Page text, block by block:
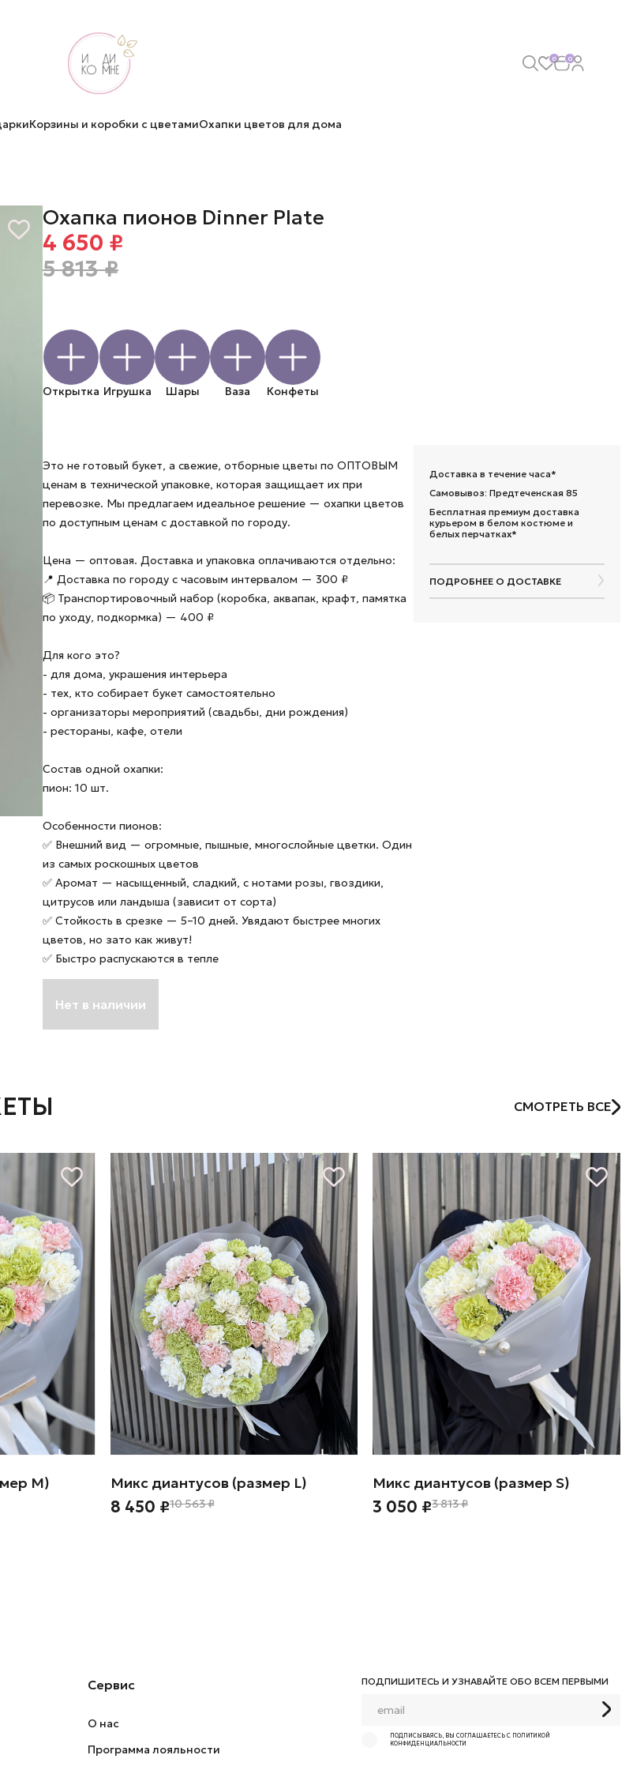
0 0
Корзины и коробки с цветамиОхапки цветов для дома
Охапка пионов Dinner Plate
4 650 ₽
5 813 ₽
Открытка Игрушка Шары Ваза Конфеты
Это не готовый букет, а свежие, отборные цветы по ОПТОВЫМ
ценам в технической упаковке, которая защищает их при
перевозке. Мы предлагаем идеальное решение — охапки цветов
по доступным ценам с доставкой по городу.
Цена — оптовая. Доставка и упаковка оплачиваются отдельно:
📍 Доставка по городу с часовым интервалом — 300 ₽
📦 Транспортировочный набор (коробка, аквапак, крафт, памятка
по уходу, подкормка) — 400 ₽
Для кого это?
- для дома, украшения интерьера
- тех, кто собирает букет самостоятельно
- организаторы мероприятий (свадьбы, дни рождения)
- рестораны, кафе, отели
Состав одной охапки:
пион: 10 шт.
Особенности пионов:
✅ Внешний вид — огромные, пышные, многослойные цветки. Один
из самых роскошных цветов
✅ Аромат — насыщенный, сладкий, с нотами розы, гвоздики,
цитрусов или ландыша (зависит от сорта)
✅ Стойкость в срезке — 5–10 дней. Увядают быстрее многих
цветов, но зато как живут!
✅ Быстро распускаются в тепле
Доставка в течение часа*
Самовывоз: Предтеченская 85
Бесплатная премиум доставка
курьером в белом костюме и
белых перчатках*
ПОДРОБНЕЕ О ДОСТАВКЕ
Нет в наличии
СМОТРЕТЬ ВСЕ
М) Микс диантусов (размер L)
8 450 ₽10 563 ₽
Микс диантусов (размер S)
3 050 ₽3 813 ₽
Сервис
О нас
Программа лояльности
ПОДПИШИТЕСЬ И УЗНАВАЙТЕ ОБО ВСЕМ ПЕРВЫМИ
ПОДПИСЫВАЯСЬ, ВЫ СОГЛАШАЕТЕСЬ С ПОЛИТИКОЙ
КОНФИДЕНЦИАЛЬНОСТИ